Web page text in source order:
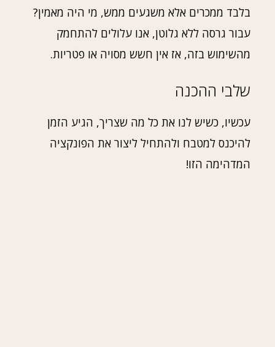
בלבד ממכרים אלא משגעים ממש, מי היה מאמין?
עבור גרסה ללא גלוטן, אנו עלולים להתחמק
מהשימוש בזה, אז אין חשש מסויה או פטריות.
שלבי ההכנה
עכשיו, כשיש לנו את כל מה שצריך, הגיע הזמן
להיכנס למטבח ולהתחיל ליצור את הפונקציה
המדהימה הזו!